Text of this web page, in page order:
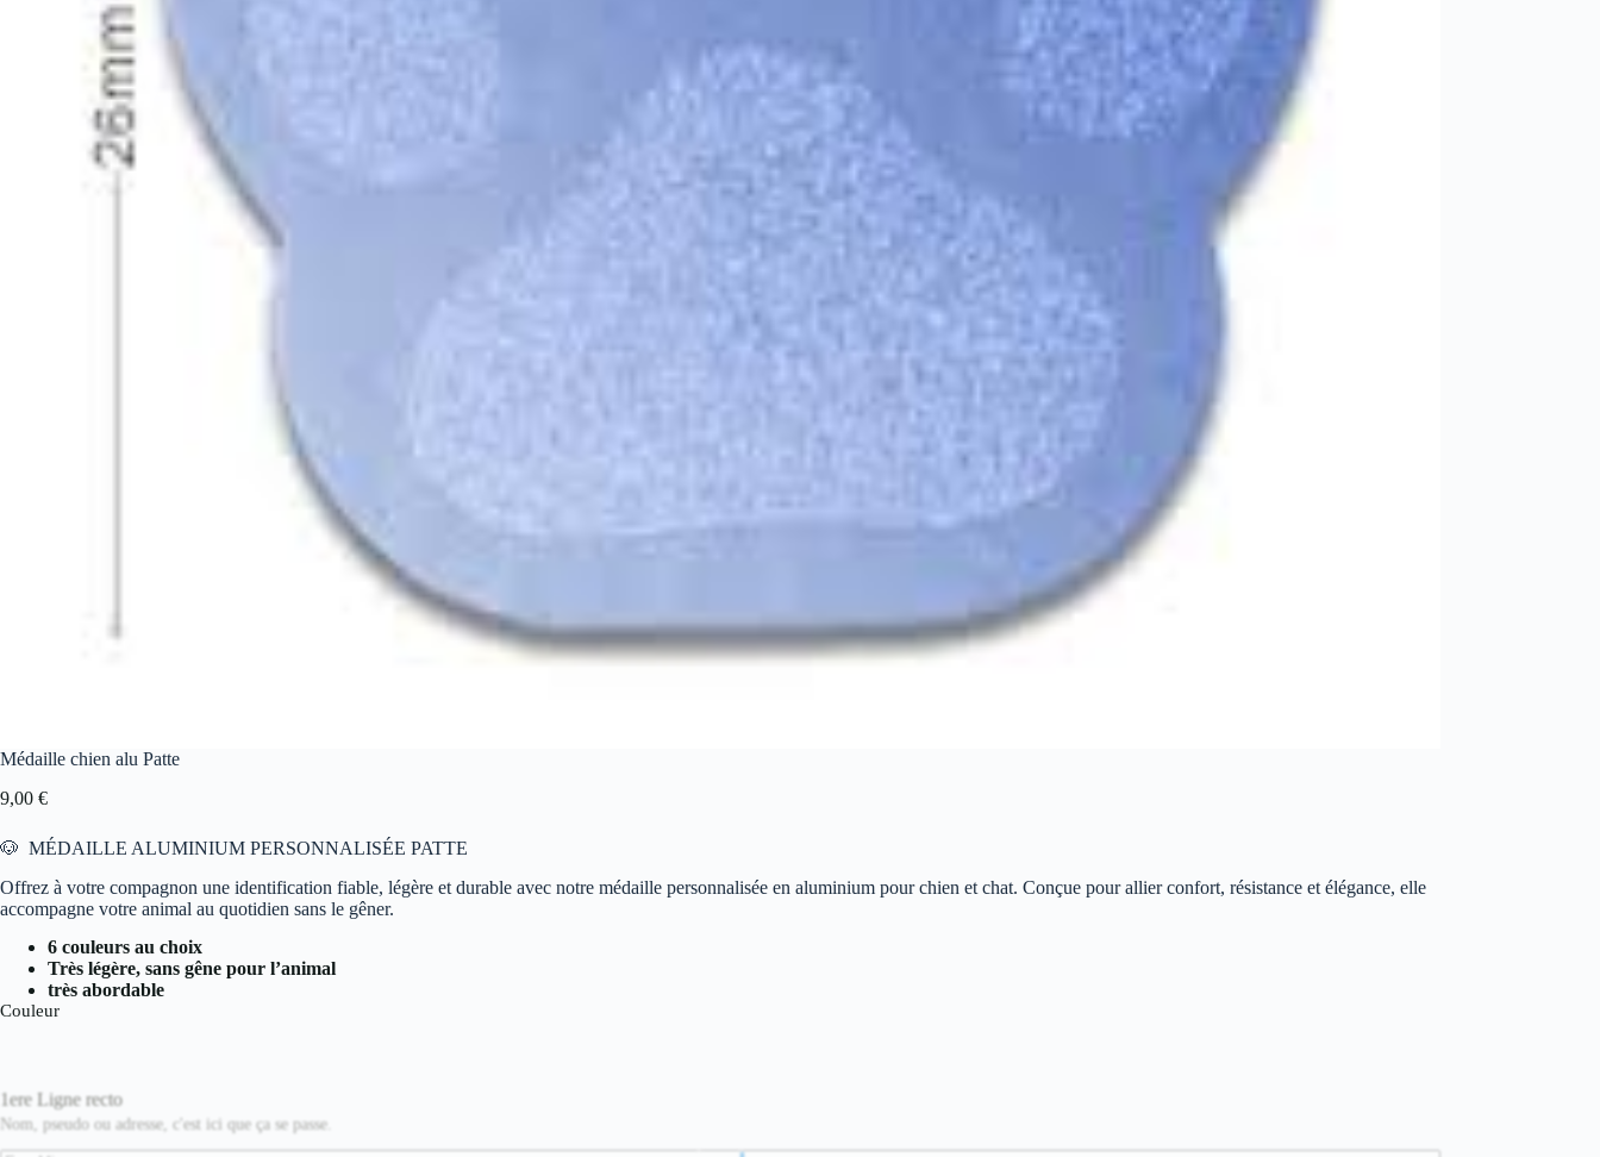
Médaille chien alu Patte
9,00 €
🐶 MÉDAILLE ALUMINIUM PERSONNALISÉE PATTE
Offrez à votre compagnon une identification fiable, légère et durable avec notre médaille personnalisée en aluminium pour chien et chat. Conçue pour allier confort, résistance et élégance, elle
accompagne votre animal au quotidien sans le gêner.
6 couleurs au choix
Très légère, sans gêne pour l’animal
très abordable
Couleur
1ere Ligne recto
Nom, pseudo ou adresse, c'est ici que ça se passe.